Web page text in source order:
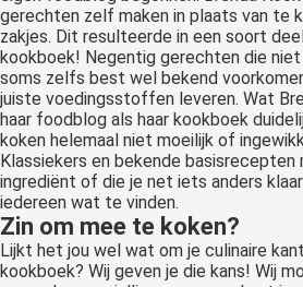
gerechten zelf maken in plaats van te
zakjes. Dit resulteerde in een soort
kookboek! Negentig gerechten die niet
soms zelfs best wel bekend
juiste voedingsstoffen leveren. Wat
haar foodblog als haar kookboek
koken helemaal niet moeilijk of
Klassiekers en bekende
ingrediënt of die je net iets anders
iedereen wat te vinden.
Zin om mee te koken?
Lijkt het jou wel wat om je culinaire
kookboek? Wij geven je die kans! Wij